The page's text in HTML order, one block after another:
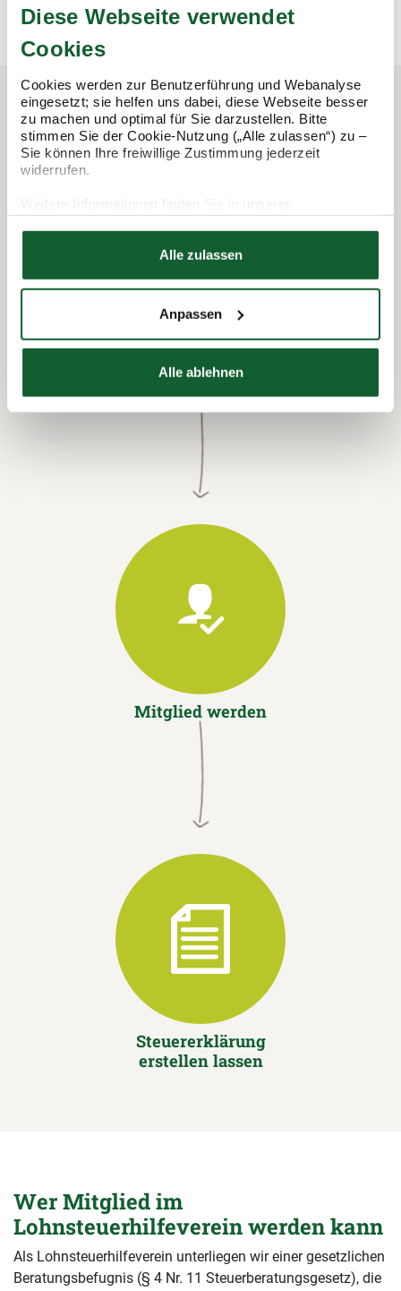
Diese Webseite verwendet
Cookies
Cookies werden zur Benutzerführung und Webanalyse
eingesetzt; sie helfen uns dabei, diese Webseite besser
zu machen und optimal für Sie darzustellen. Bitte
stimmen Sie der Cookie-Nutzung („Alle zulassen“) zu –
Sie können Ihre freiwillige Zustimmung jederzeit
widerrufen.
Datenschutzerklärung
Alle zulassen
Anpassen
Alle ablehnen
In 3 Schritten zur Steuererklärung.
So funktioniert's:
Termin vereinbaren
Mitglied werden
Steuererklärung
erstellen lassen
Wer Mitglied im
Lohnsteuerhilfeverein werden kann
Als Lohnsteuerhilfeverein unterliegen wir einer gesetzlichen
Beratungsbefugnis (§ 4 Nr. 11 Steuerberatungsgesetz), die